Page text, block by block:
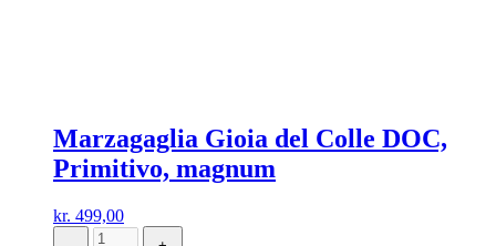
Marzagaglia Gioia del Colle DOC,
Primitivo, magnum
kr. 499,00